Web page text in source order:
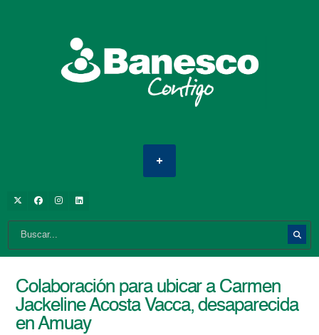
Colaboración para ubicar a Carmen
Jackeline Acosta Vacca, desaparecida
en Amuay